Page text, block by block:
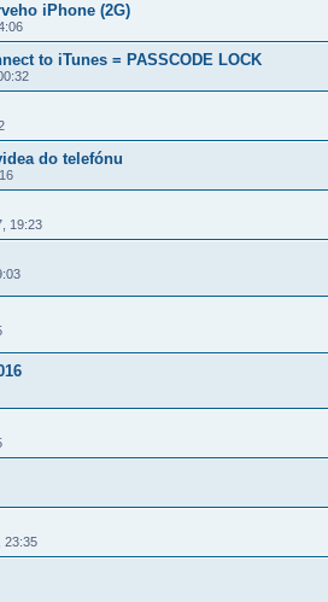
iPhone (2G)
to iTunes = PASSCODE LOCK
do telefónu
19:23
23:35